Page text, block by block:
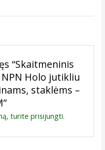
“Skaitmeninis
Holo jutikliu
staklėms –
turite prisijungti.